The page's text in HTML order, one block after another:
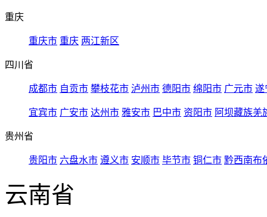
重庆
重庆市 重庆 两江新区
四川省
成都市 自贡市 攀枝花市 泸州市 德阳市 绵阳市 广元市 遂
宜宾市 广安市 达州市 雅安市 巴中市 资阳市 阿坝藏族羌
贵州省
贵阳市 六盘水市 遵义市 安顺市 毕节市 铜仁市 黔西南布
云南省